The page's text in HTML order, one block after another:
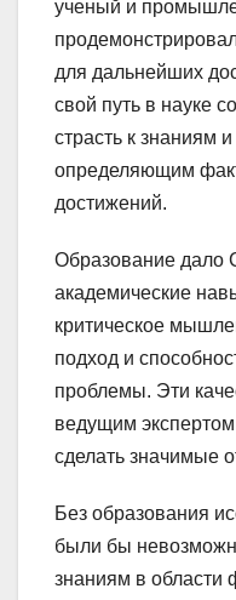
ученый и
для дальнейших
свой путь в науке
страсть к знаниям
определяющим
достижений.
Образование дало
академические
критическое
подход и
проблемы. Эти
ведущим экспертом
сделать значимые
Без образования
были бы
знаниям в области